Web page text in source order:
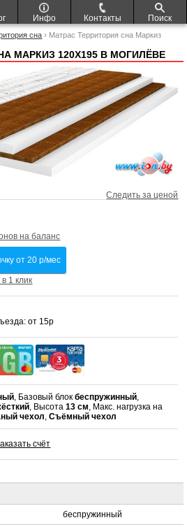
Инфо Контакты Поиск
сна › Матрас Территория сна Маркиз
МАРКИЗ 120X195 В МОГИЛЁВЕ
Следить за ценой
на баланс
от 20 р/мес
в 1 клик
от 15р
, Базовый блокбеспружинный
, Высота13 см , Макс. нагрузка на
чехол ,Съёмный чехол
счёт
беспружинный